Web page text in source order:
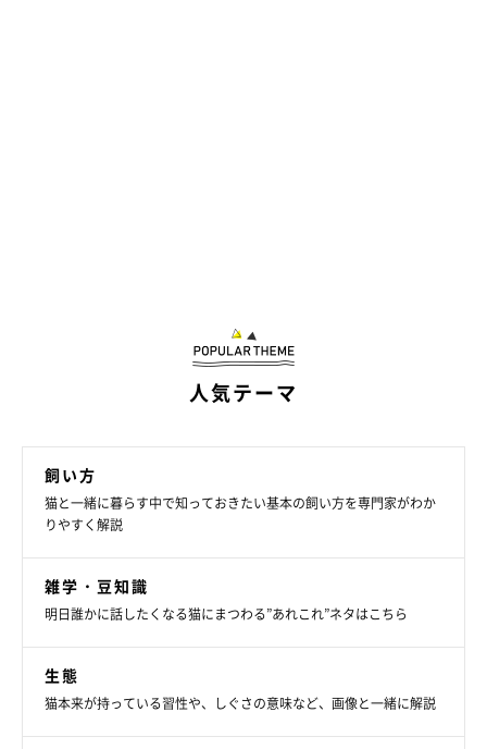
「障子やカーテンによじ登ったり、どこででも爪をたてる
「高い所に物を置いても登って触ってしまう。パンなど食
品は戸棚の中にしまうようにした」
が離せない！！こんなになんでも食べると思わなかった」
「『だめ！』と注意したイタズラを執拗に何度も繰り返す
人気テーマ
飼い方
猫と一緒に暮らす中で知っておきたい基本の飼い方を専門家がわか
りやすく解説
雑学・豆知識
明日誰かに話したくなる猫にまつわる”あれこれ”ネタはこちら
生態
猫本来が持っている習性や、しぐさの意味など、画像と一緒に解説